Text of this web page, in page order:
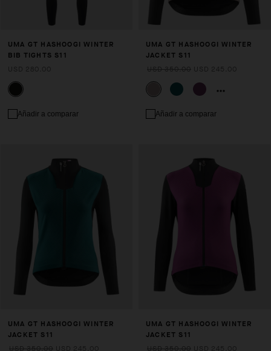
UMA GT HASHOOGI WINTER
BIB TIGHTS S11
Añadir a comparar
UMA GT HASHOOGI WINTER
JACKET S11
Añadir a comparar
UMA GT HASHOOGI WINTER
JACKET S11
UMA GT HASHOOGI WINTER
JACKET S11